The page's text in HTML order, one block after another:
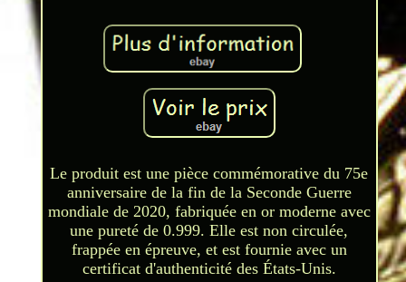
Le produit est une pièce commémorative du 75e
anniversaire de la fin de la Seconde Guerre
mondiale de 2020, fabriquée en or moderne avec
une pureté de 0.999. Elle est non circulée,
frappée en épreuve, et est fournie avec un
certificat d'authenticité des États-Unis.